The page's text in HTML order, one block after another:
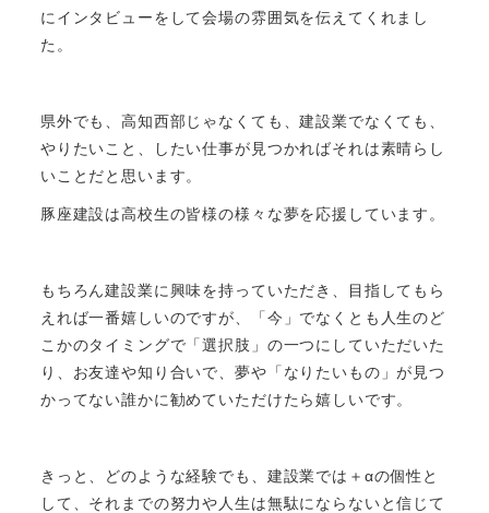
にインタビューをして会場の雰囲気を伝えてくれまし
た。
県外でも、高知西部じゃなくても、建設業でなくても、
やりたいこと、したい仕事が見つかればそれは素晴らし
いことだと思います。
豚座建設は高校生の皆様の様々な夢を応援しています。
もちろん建設業に興味を持っていただき、目指してもら
えれば一番嬉しいのですが、「今」でなくとも人生のど
こかのタイミングで「選択肢」の一つにしていただいた
り、お友達や知り合いで、夢や「なりたいもの」が見つ
かってない誰かに勧めていただけたら嬉しいです。
きっと、どのような経験でも、建設業では＋αの個性と
して、それまでの努力や人生は無駄にならないと信じて